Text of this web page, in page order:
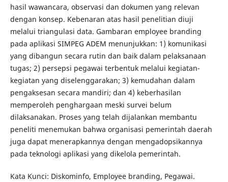
hasil wawancara, observasi dan dokumen yang relevan
dengan konsep. Kebenaran atas hasil penelitian diuji
melalui triangulasi data. Gambaran employee branding
pada aplikasi SIMPEG ADEM menunjukkan: 1) komunikasi
yang dibangun secara rutin dan baik dalam pelaksanaan
tugas; 2) persepsi pegawai terbentuk melalui kegiatan-
kegiatan yang diselenggarakan; 3) kemudahan dalam
pengaksesan secara mandiri; dan 4) keberhasilan
memperoleh penghargaan meski survei belum
dilaksanakan. Proses yang telah dijalankan membantu
peneliti menemukan bahwa organisasi pemerintah daerah
juga dapat menerapkannya dengan mengadopsikannya
pada teknologi aplikasi yang dikelola pemerintah.
Kata Kunci: Diskominfo, Employee branding, Pegawai.